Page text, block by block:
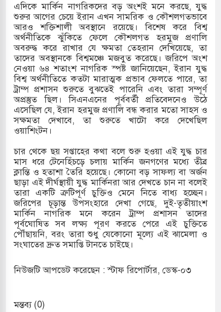
সিটিতে রুশ নাগরিকদের মারামারি: নিহত ১
এদিকে মার্কিন নাগরিকদের বড় অংশই মনে করছে, যুদ্ধ
শুরুর আগের চেয়ে ইরান এখন সামরিক ও কৌশলগতভাবে
আরও শক্তিশালী অবস্থানে রয়েছে। বিশেষ করে বিশ্ব
অর্থনীতিকে ঝুঁকিতে ফেলে কৌশলগত হরমুজ প্রণালি
অবরুদ্ধ করে রাখার যে ক্ষমতা তেহরান দেখিয়েছে, তা
তাদের অবস্থানকে বিশ্বমঞ্চে মজবুত করেছে। জরিপে অংশ
নেওয়া ৬৪ শতাংশ নাগরিক স্পষ্ট জানিয়েছেন, ইরান যুদ্ধ
বিশ্ব অর্থনীতিতে কতটা মারাত্মক প্রভাব ফেলতে পারে, তা
ট্রাম্প প্রশাসন শুরুতে বুঝতেই পারেনি এবং তারা সম্পূর্ণ
অপ্রস্তুত ছিল। সিএনএনের পূর্ববর্তী প্রতিবেদনেও উঠে
এসেছিল যে, ইরান হরমুজ প্রণালি বন্ধ করার মতো সাহস ও
সক্ষমতা দেখাবে, তা শুরুতে খাটো করে দেখেছিল
ওয়াশিংটন।
চার থেকে ছয় সপ্তাহের কথা বলে শুরু হওয়া এই যুদ্ধ চার
মাস ধরে টেনেহিঁচড়ে চলায় মার্কিন জনগণের মধ্যে তীব্র
ক্লান্তি ও হতাশা তৈরি হয়েছে। কোনো বড় সাফল্য বা অর্জন
ছাড়া এই দীর্ঘস্থায়ী যুদ্ধ মার্কিনরা আর দেখতে চান না বলেই
তারা একটি ত্রুটিপূর্ণ চুক্তিও মেনে নিতে বাধ্য হচ্ছেন।
জরিপের চূড়ান্ত উপসংহারে দেখা গেছে, দুই-তৃতীয়াংশ
মার্কিন নাগরিক মনে করেন ট্রাম্প প্রশাসন তাদের
পূর্বঘোষিত সব লক্ষ্য পূরণ করতে পেরে এই চুক্তিতে
পৌঁছায়নি, বরং তারা শুধু যেকোনো মূল্যে এই ঝামেলা ও
সংঘাতের দ্রুত সমাপ্তি টানতে চাইছে।
নিউজটি আপডেট করেছেন : স্টাফ রিপোর্টার, ডেস্ক-০৩
মন্তব্য (0)